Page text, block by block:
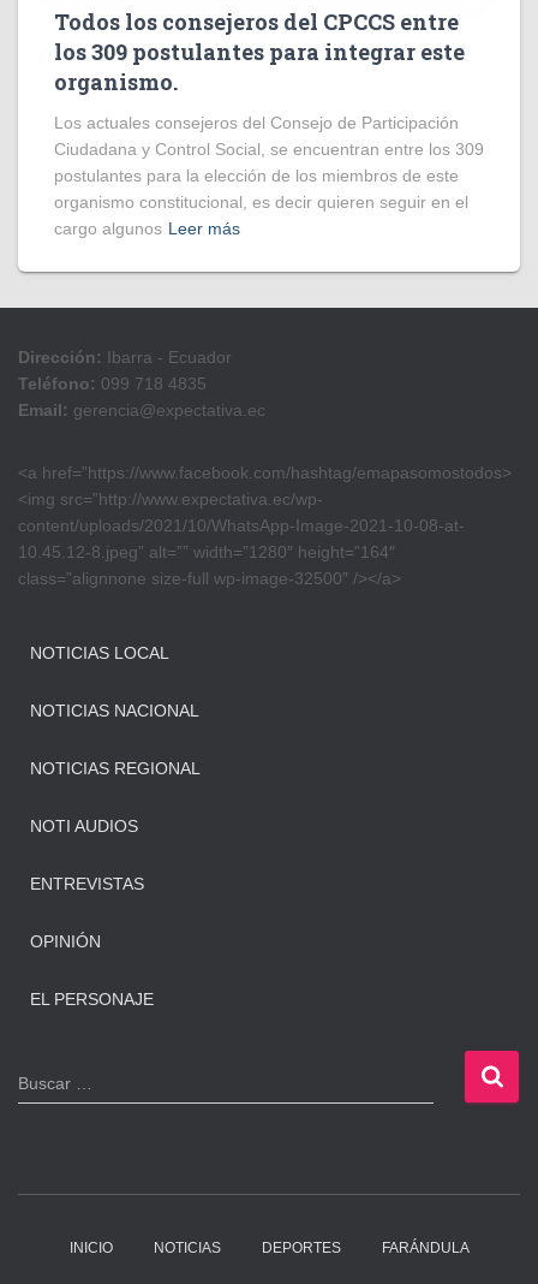
Todos los consejeros del CPCCS entre
los 309 postulantes para integrar este
organismo.
Los actuales consejeros del Consejo de Participación
Ciudadana y Control Social, se encuentran entre los 309
postulantes para la elección de los miembros de este
organismo constitucional, es decir quieren seguir en el
cargo algunos Leer más
Dirección: Ibarra - Ecuador
Teléfono: 099 718 4835
Email: gerencia@expectativa.ec
<a href=”https://www.facebook.com/hashtag/emapasomostodos>
<img src=”http://www.expectativa.ec/wp-
content/uploads/2021/10/WhatsApp-Image-2021-10-08-at-
10.45.12-8.jpeg” alt=”” width=”1280″ height=”164″
class=”alignnone size-full wp-image-32500″ /></a>
NOTICIAS LOCAL
NOTICIAS NACIONAL
NOTICIAS REGIONAL
NOTI AUDIOS
ENTREVISTAS
OPINIÓN
EL PERSONAJE
B
u
Buscar …
INICIO NOTICIAS DEPORTES FARÁNDULA